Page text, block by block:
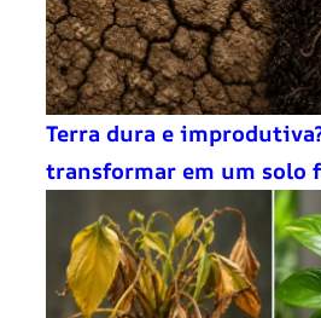
Terra dura e
transformar em um solo